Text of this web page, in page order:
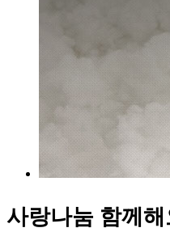
사랑나눔 함께해